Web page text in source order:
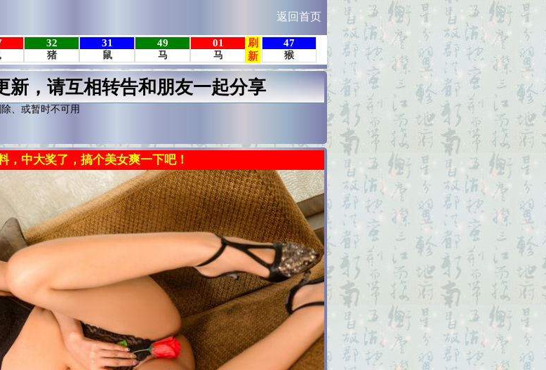
返回首页
新，请互相转告和朋友一起分享
、或暂时不可用
，中大奖了，搞个美女爽一下吧！